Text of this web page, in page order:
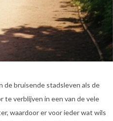
de bruisende stadsleven als de
te verblijven in een van de vele
waardoor er voor ieder wat wils